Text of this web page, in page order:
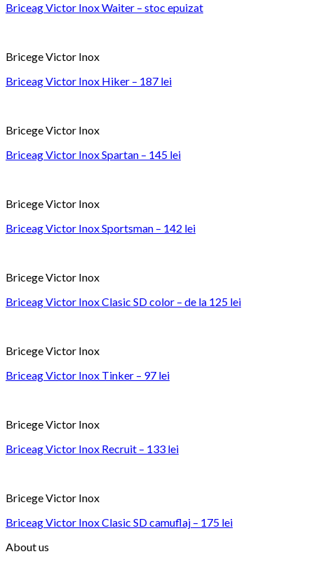
Briceag Victor Inox Waiter – stoc epuizat
Bricege Victor Inox
Briceag Victor Inox Hiker – 187 lei
Bricege Victor Inox
Briceag Victor Inox Spartan – 145 lei
Bricege Victor Inox
Briceag Victor Inox Sportsman – 142 lei
Bricege Victor Inox
Briceag Victor Inox Clasic SD color – de la 125 lei
Bricege Victor Inox
Briceag Victor Inox Tinker – 97 lei
Bricege Victor Inox
Briceag Victor Inox Recruit – 133 lei
Bricege Victor Inox
Briceag Victor Inox Clasic SD camuflaj – 175 lei
About us